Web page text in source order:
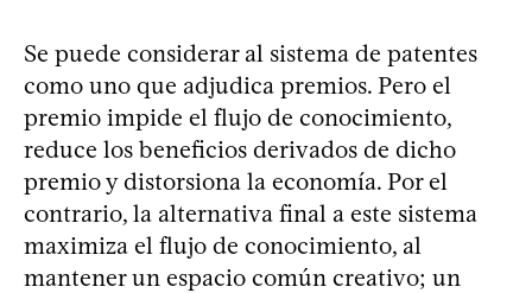
Se puede considerar al sistema de patentes
como uno que adjudica premios. Pero el
premio impide el flujo de conocimiento,
reduce los beneficios derivados de dicho
premio y distorsiona la economía. Por el
contrario, la alternativa final a este sistema
maximiza el flujo de conocimiento, al
mantener un espacio común creativo; un